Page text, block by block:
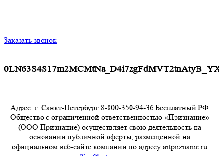
Заказать звонок
Адрес: г. Санкт-Петербург 8-800-350-94-36 Бесплатный РФ
Общество с ограниченной ответственностью «Признание»
(ООО Признание) осуществляет свою деятельность на
основании публичной оферты, размещенной на
официальном веб-сайте компании по адресу artpriznanie.ru